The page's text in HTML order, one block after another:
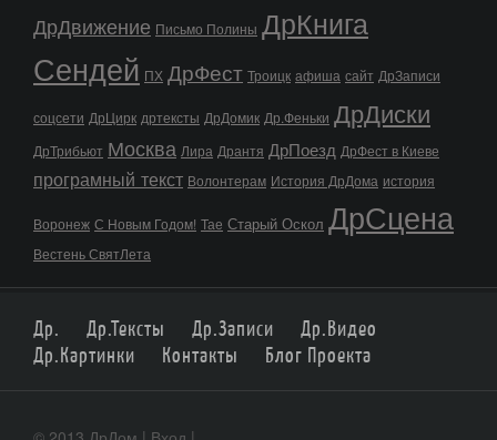
ДрДвижение Письмо Полины ДрКнига
Сендей ПХ ДрФест Троицк афиша сайт ДрЗаписи
соцсети ДрЦирк дртексты ДрДомик Др.Феньки ДрДиски
ДрТрибьют Москва Лира Дрантя ДрПоезд ДрФест в Киеве
програмный текст Волонтерам История ДрДома история
Воронеж С Новым Годом! Тае Старый Оскол ДрСцена
Вестень СвятЛета
Др. Др.Тексты Др.Записи
Др.Видео
Др.Картинки
Контакты Блог Проекта